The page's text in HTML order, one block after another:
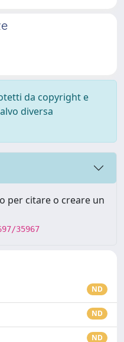
da copyright e
diversa
per citare o creare un
35967
ND
ND
ND